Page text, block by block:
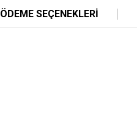
ÖDEME SEÇENEKLERI